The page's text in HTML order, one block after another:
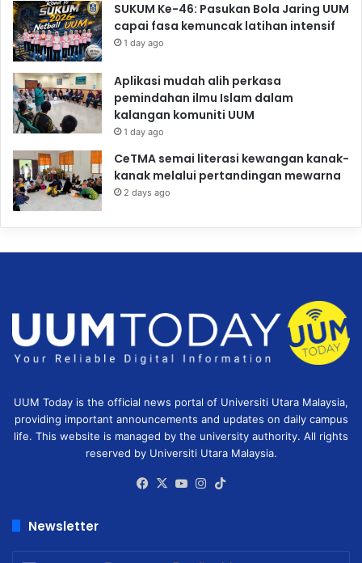
SUKUM Ke-46: Pasukan Bola Jaring UUM
capai fasa kemuncak latihan intensif
1 day ago
Aplikasi mudah alih perkasa
pemindahan ilmu Islam dalam
kalangan komuniti UUM
1 day ago
CeTMA semai literasi kewangan kanak-
kanak melalui pertandingan mewarna
2 days ago
UUM Today is the official news portal of Universiti Utara Malaysia,
providing important announcements and updates on daily campus
life. This website is managed by the university authority. All rights
reserved by Universiti Utara Malaysia.
Facebook
X YouTubeInstagram
Newsletter